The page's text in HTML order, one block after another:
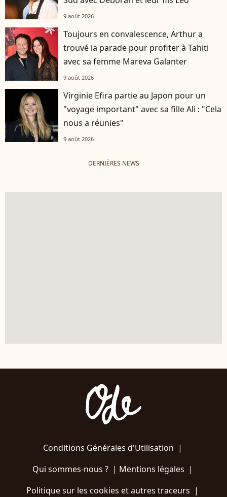
9 août 2026
Toujours en convalescence, Arthur a
trouvé la parade pour profiter à Tahiti
avec sa femme Mareva Galanter
9 août 2026
Virginie Efira partie au Japon pour un
"voyage important" avec sa fille Ali : "Cela
nous a réunies"
9 août 2026
DERNIÈRES NEWS
Conditions Générales d'Utilisation |
Qui sommes-nous ?| Mentions légales |
Politique sur les cookies et autres traceurs |